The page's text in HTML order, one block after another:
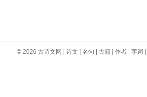
© 2026 古诗文网 诗文 名句 古籍| 作者| 字词